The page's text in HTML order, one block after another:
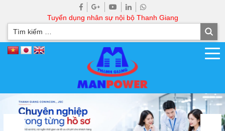
Tuyển dụng nhân sự nội bộ Thanh Giang